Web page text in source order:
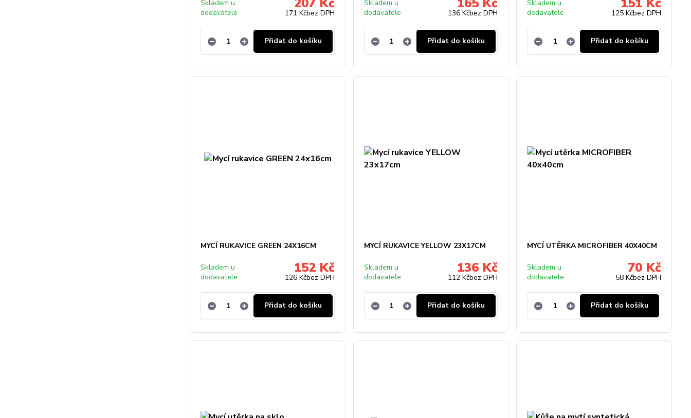
171 Kčbez DPH
Skladem u
dodavatele
Přidat do košíku
136 Kčbez DPH
Skladem u
dodavatele
Přidat do košíku
125 Kčbez DPH
Skladem u
dodavatele
Přidat do košíku
MYCÍ RUKAVICE GREEN 24X16CM
152 Kč
126 Kčbez DPH
Skladem u
dodavatele
Přidat do košíku
MYCÍ RUKAVICE YELLOW 23X17CM
136 Kč
112 Kčbez DPH
Skladem u
dodavatele
Přidat do košíku
MYCÍ UTĚRKA MICROFIBER 40X40CM
70 Kč
58 Kčbez DPH
Skladem u
dodavatele
Přidat do košíku